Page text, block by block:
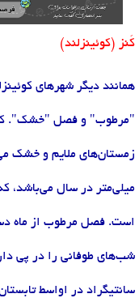
کَنز (کوئینزلند)
همانند دیگر شهرهای
"مرطوب" و فصل "خشک".
میلی‌متر در سال می‌باشد،
است. فصل مرطوب از ماه